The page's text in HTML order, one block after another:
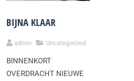
BIJNA KLAAR
admin Uncategorized
BINNENKORT
OVERDRACHT NIEUWE